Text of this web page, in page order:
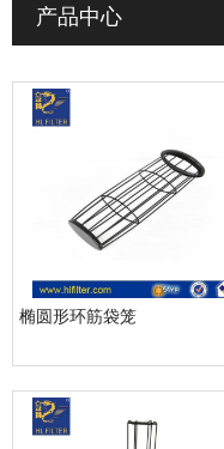
产品中心
椭圆形环筋袋笼